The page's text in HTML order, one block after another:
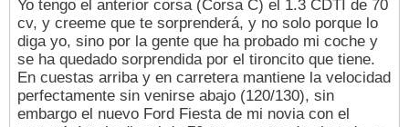
Yo tengo el anterior corsa (Corsa C) el 1.3 CDTI de 70
cv, y creeme que te sorprenderá, y no solo porque lo
diga yo, sino por la gente que ha probado mi coche y
se ha quedado sorprendida por el tironcito que tiene.
En cuestas arriba y en carretera mantiene la velocidad
perfectamente sin venirse abajo (120/130), sin
embargo el nuevo Ford Fiesta de mi novia con el